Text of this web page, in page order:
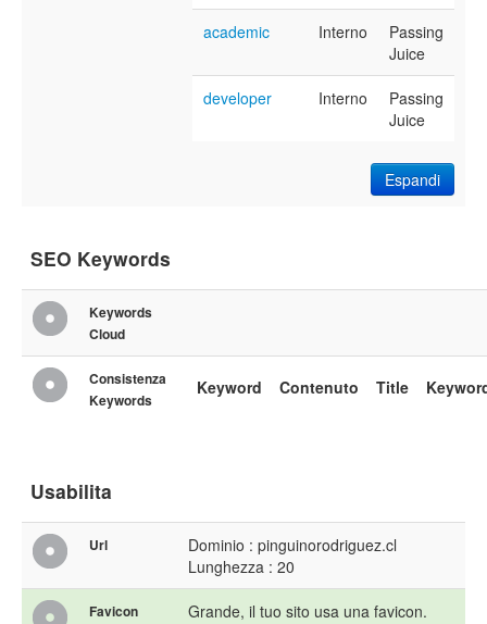
academic Interno
Passing
Juice
developer Interno
Passing
Juice
Espandi
SEO Keywords
Keywords
Cloud
Consistenza
Keywords
Keyword Contenuto Title
Usabilita
Url
Dominio : pinguinorodriguez.cl
Lunghezza : 20
Favicon Grande, il tuo sito usa una favicon.